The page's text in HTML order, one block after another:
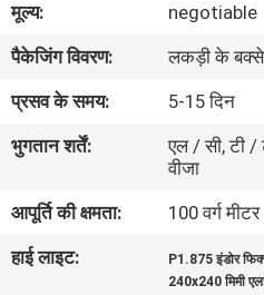
कारखाना
भ्रमण
गुणवत्ता
संपर्क
मूल्य:
negotiable
पैकेजिंग विवरण:
लकड़ी के बक्से
प्रसव के समय:
5-15 दिन
भुगतान शर्तें:
एल / सी, टी /
वीजा
आपूर्ति की क्षमता:
100 वर्ग
हाई लाइट:
P1.875 इंडोर
240x240 मिमी